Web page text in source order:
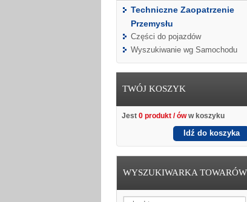
Techniczne Zaopatrzenie
Przemysłu
Części do pojazdów
Wyszukiwanie wg Samochodu
TWÓJ KOSZYK
Jest 0 produkt / óww koszyku
Idź do koszyka
WYSZUKIWARKA TOWARÓW